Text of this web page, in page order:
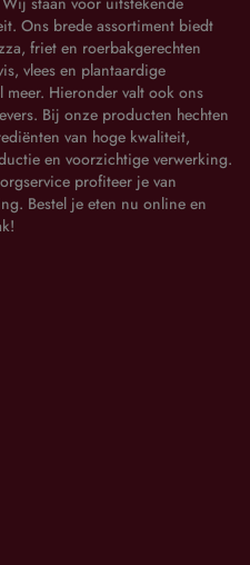
Ons brede assortiment biedt
friet en roerbakgerechten
vlees en plantaardige
meer. Hieronder valt ook ons
Bij onze producten hechten
van hoge kwaliteit,
en voorzichtige verwerking.
profiteer je van
Bestel je eten nu online en